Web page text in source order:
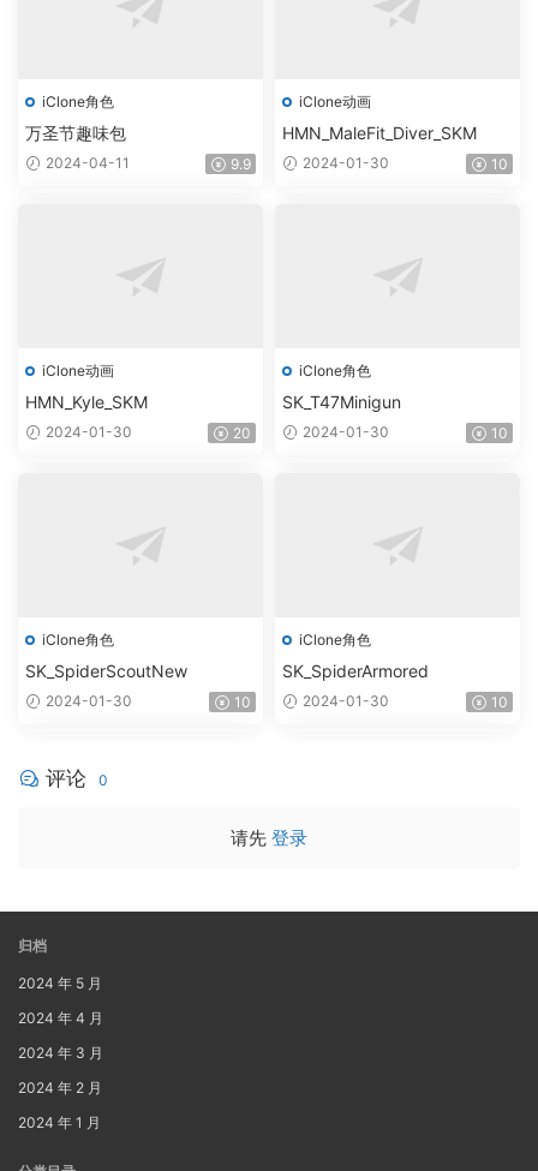
iClone角色
万圣节趣味包
2024-04-11 9.9
iClone动画
HMN_MaleFit_Diver_SKM
2024-01-30 10
iClone动画
HMN_Kyle_SKM
2024-01-30 20
iClone角色
SK_T47Minigun
2024-01-30 10
iClone角色
SK_SpiderScoutNew
2024-01-30 10
iClone角色
SK_SpiderArmored
2024-01-30 10
评论 0
请先 登录
归档
2024 年 5 月
2024 年 4 月
2024 年 3 月
2024 年 2 月
2024 年 1 月